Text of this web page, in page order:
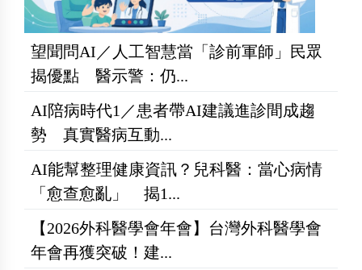
望聞問AI／人工智慧當「診前軍師」民眾
揭優點 醫示警：仍...
AI陪病時代1／患者帶AI建議進診間成趨
勢 真實醫病互動...
AI能幫整理健康資訊？兒科醫：當心病情
「愈查愈亂」 揭1...
【2026外科醫學會年會】台灣外科醫學會
年會再獲突破！建...